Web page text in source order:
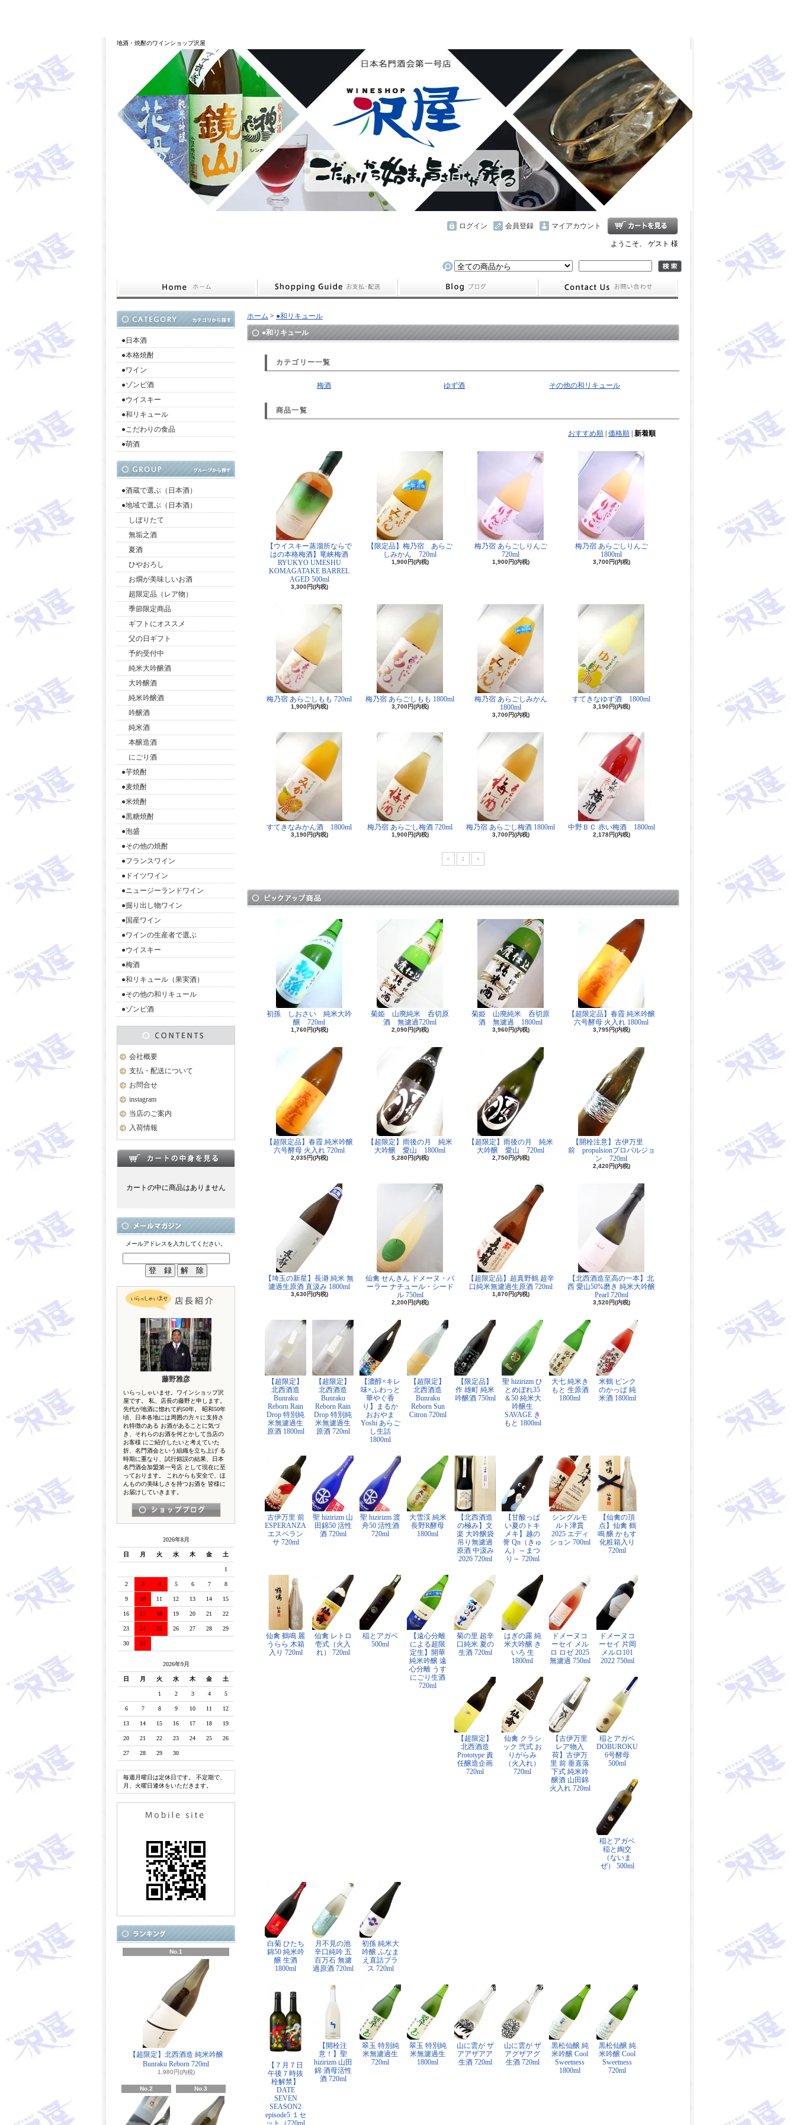
地酒・焼酎のワインショップ沢屋
マイアカウント
会員登録
ログイン
ようこそ、 ゲスト 様
●日本酒
●本格焼酎
●ワイン
●ゾンビ酒
●ウイスキー
●和リキュール
●こだわりの食品
●萌酒
●酒蔵で選ぶ（日本酒）
●地域で選ぶ（日本酒）
しぼりたて
無垢之酒
夏酒
ひやおろし
お燗が美味しいお酒
超限定品（レア物）
季節限定商品
ギフトにオススメ
父の日ギフト
予約受付中
純米大吟醸酒
大吟醸酒
純米吟醸酒
吟醸酒
純米酒
本醸造酒
にごり酒
●芋焼酎
●麦焼酎
●米焼酎
●黒糖焼酎
●泡盛
●その他の焼酎
●フランスワイン
●ドイツワイン
●ニュージーランドワイン
●掘り出し物ワイン
●国産ワイン
●ワインの生産者で選ぶ
●ウイスキー
●梅酒
●和リキュール（果実酒）
●その他の和リキュール
●ゾンビ酒
会社概要
支払・配送について
お問合せ
instagram
当店のご案内
入荷情報
カートの中に商品はありません
メールアドレスを入力してください。
藤野雅彦
いらっしゃいませ。ワインショップ沢
屋です。 私、店長の藤野と申します。
先代が地酒に惚れて約50年。 昭和50年
頃、日本各地には周囲の方々に支持さ
れ特徴のある お酒があることに気づ
き、それらのお酒を何とかして当店の
お客様 にご紹介したいと考えていた
折、名門酒会という組織を立ち上げ る
時期に重なり、試行錯誤の結果、日本
名門酒会加盟第一号店 として現在に至
っております。 これからも安全で、ほ
んものの美味しさを持つお酒を 皆様に
お届けしていきます。
2026年8月
日 月 火 水 木 金 土
1
2 3 4 5 6 7 8
9 10 11 12 13 14 15
16 17 18 19 20 21 22
23 24 25 26 27 28 29
30 31
2026年9月
日 月 火 水 木 金 土
1 2 3 4 5
6 7 8 9 10 11 12
13 14 15 16 17 18 19
20 21 22 23 24 25 26
27 28 29 30
毎週月曜日は定休日です。 不定期で、
月、火曜日連休をいただきます。
No.1
【超限定】北西酒造 純米吟醸
Bunraku Reborn 720ml
1,980円(内税)
No.2 No.3
ホーム > ●和リキュール
●和リキュール
カテゴリー一覧
梅酒 ゆず酒 その他の和リキュール
商品一覧
おすすめ順 価格順 新着順
【ウイスキー蒸溜所ならで
はの本格梅酒】竜峡梅酒
RYUKYO UMESHU
KOMAGATAKE BARREL
AGED 500ml
3,300円(内税)
【限定品】梅乃宿 あらご
しみかん 720ml
1,900円(内税)
梅乃宿 あらごしりんご
720ml
1,900円(内税)
梅乃宿 あらごしりんご
1800ml
3,700円(内税)
梅乃宿 あらごしもも 720ml
1,900円(内税)
梅乃宿 あらごしもも 1800ml
3,700円(内税)
梅乃宿 あらごしみかん
1800ml
3,700円(内税)
すてきなゆず酒 1800ml
3,190円(内税)
すてきなみかん酒 1800ml
3,190円(内税)
梅乃宿 あらごし梅酒 720ml
1,900円(内税)
梅乃宿 あらごし梅酒 1800ml
3,700円(内税)
中野ＢＣ 赤い梅酒 1800ml
2,178円(内税)
< 1 >
初孫 しおさい 純米大吟
醸 720ml
1,760円(内税)
菊姫 山廃純米 呑切原
酒 無濾過720ml
2,090円(内税)
菊姫 山廃純米 呑切原
酒 無濾過 1800ml
3,960円(内税)
【超限定品】春霞 純米吟醸
六号酵母 火入れ 1800ml
3,795円(内税)
【超限定品】春霞 純米吟醸
六号酵母 火入れ 720ml
2,035円(内税)
【超限定】雨後の月 純米
大吟醸 愛山 1800ml
5,280円(内税)
【超限定】雨後の月 純米
大吟醸 愛山 720ml
2,750円(内税)
【開栓注意】古伊万里
前 propulsionプロパルジョ
ン 720ml
2,420円(内税)
【埼玉の新星】長瀞 純米 無
濾過生原酒 直汲み 1800ml
3,630円(内税)
仙禽 せんきん ドメーヌ・パ
ーラー ナチュール・シード
ル 750ml
2,200円(内税)
【超限定品】超真野鶴 超辛
口純米無濾過生原酒 720ml
1,870円(内税)
【北西酒造至高の一本】北
西 愛山50%磨き 純米大吟醸
Pearl 720ml
3,520円(内税)
【超限定】
北西酒造
Bunraku
Reborn Rain
Drop 特別純
米無濾過生
原酒 1800ml
【超限定】
北西酒造
Bunraku
Reborn Rain
Drop 特別純
米無濾過生
原酒 720ml
【濃醇×キレ
味×ふわっと
華やぐ香
り】まるか
おおやま
Yoshi あらご
し生詰
1800ml
【超限定】
北西酒造
Bunraku
Reborn Sun
Citron 720ml
【限定品】
作 雄町 純米
吟醸酒 750ml
聖 hizirizm ひ
とめぼれ35
＆50 純米大
吟醸生
SAVAGE き
もと 1800ml
大七 純米き
もと 生原酒
1800ml
米鶴 ピンク
のかっぱ 純
米酒 1800ml
古伊万里 前
ESPERANZA
エスペラン
サ 720ml
聖 hizirizm 山
田錦50 活性
酒 720ml
聖 hizirizm 渡
舟50 活性酒
720ml
大雪渓 純米
長野R酵母
1800ml
【北西酒造
の極み】文
楽 大吟醸袋
吊り無濾過
原酒 中汲み
2026 720ml
【甘酸っぱ
い夏のトキ
メキ】越の
誉 Qn（きゅ
ん）～まつ
り～ 720ml
シングルモ
ルト津貫
2025 エディ
ション 700ml
【仙禽の頂
点】仙禽 鶴
鳴 醸 かもす
化粧箱入り
720ml
仙禽 鶴鳴 麗
うらら 木箱
入り 720ml
仙禽 レトロ
壱式（火入
れ） 720ml
稲とアガベ
500ml
【遠心分離
による超限
定生】開華
純米吟醸 遠
心分離 うす
にごり生酒
720ml
菊の里 超辛
口純米 夏の
生酒 720ml
はぎの露 純
米大吟醸 き
いろ 生
1800ml
ドメーヌコ
ーセイ メル
ロ ロゼ 2025
無濾過 750ml
ドメーヌコ
ーセイ 片岡
メルロ101
2022 750ml
【超限定】
北西酒造
Prototype 責
任醸造企画
720ml
仙禽 クラシ
ック 弐式 お
りがらみ
（火入れ）
720ml
【古伊万里
レア物入
荷】古伊万
里 前 垂直落
下式 純米吟
醸酒 山田錦
火入れ 720ml
稲とアガベ
DOBUROKU
6号酵母
500ml
稲とアガベ
稲と綯交
（ないま
ぜ） 500ml
白菊 ひたち
錦50 純米吟
醸 生酒
1800ml
月不見の池
辛口純吟 五
百万石 無濾
過原酒 720ml
初孫 純米大
吟醸 ふなま
え直詰プラ
ス 720ml
【７月７日
午後７時抜
栓解禁】
DATE
SEVEN
SEASON2
episode5 １セ
ット（720ml
【開栓注
意！】聖
hizirizm 山田
錦 酒母活性
酒 720ml
翠玉 特別純
米無濾過生
720ml
翠玉 特別純
米無濾過生
1800ml
山に雲が ザ
アアザアア
生酒 720ml
山に雲が ザ
アグザアグ
生酒 720ml
黒松仙醸 純
米吟醸 Cool
Sweetness
1800ml
黒松仙醸 純
米吟醸 Cool
Sweetness
720ml